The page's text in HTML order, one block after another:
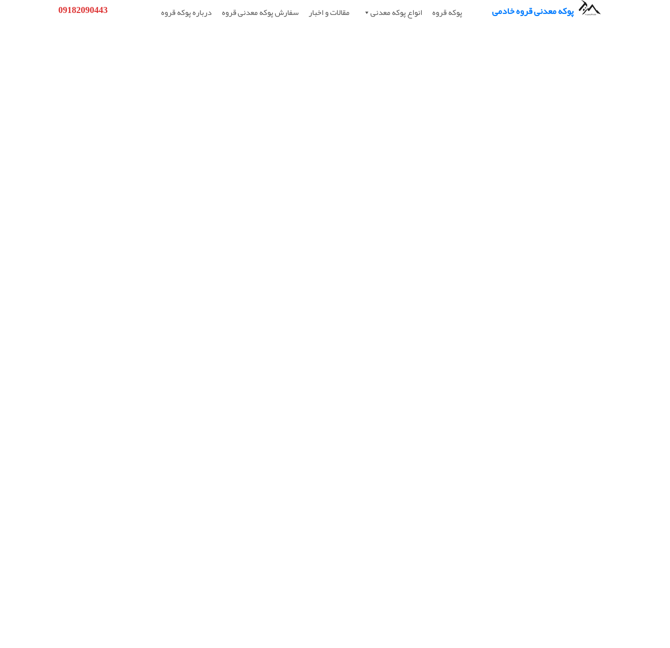
پوکه معدنی قروه خادمی پوکه قروه انواع پوکه معدنی مقالات و اخبار سفارش پوکه معدنی قروه درباره پوکه قروه 09182090443